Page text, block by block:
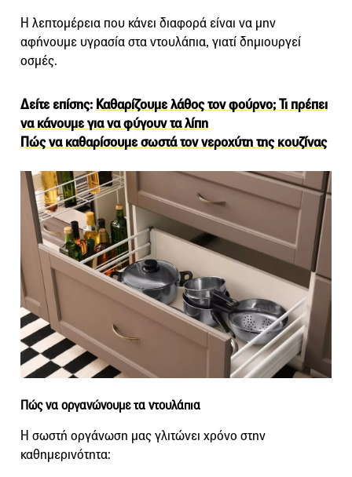
Η λεπτομέρεια που κάνει διαφορά είναι να μην
αφήνουμε υγρασία στα ντουλάπια, γιατί δημιουργεί
οσμές.
Δείτε επίσης: Καθαρίζουμε λάθος τον φούρνο; Τι πρέπει
να κάνουμε για να φύγουν τα λίπη
Πώς να καθαρίσουμε σωστά τον νεροχύτη της κουζίνας
Πώς να οργανώνουμε τα ντουλάπια
Η σωστή οργάνωση μας γλιτώνει χρόνο στην
καθημερινότητα: